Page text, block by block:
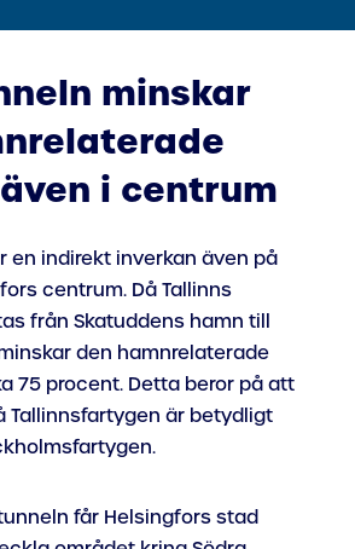
minskar
i centrum
en indirekt inverkan även på
centrum. Då Tallinns
från Skatuddens hamn till
den hamnrelaterade
75 procent. Detta beror på att
Tallinnsfartygen är betydligt
får Helsingfors stad